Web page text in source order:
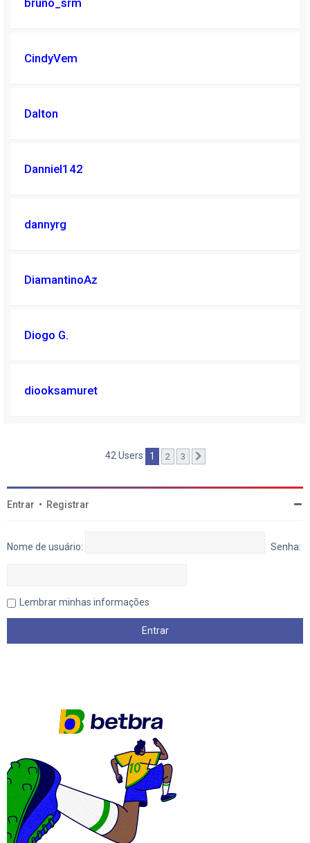
bruno_srm
CindyVem
Dalton
Danniel142
dannyrg
DiamantinoAz
Diogo G.
diooksamuret
42 Users 1 2 3
Entrar • Registrar
Nome de usuário: Senha:
Lembrar minhas informações